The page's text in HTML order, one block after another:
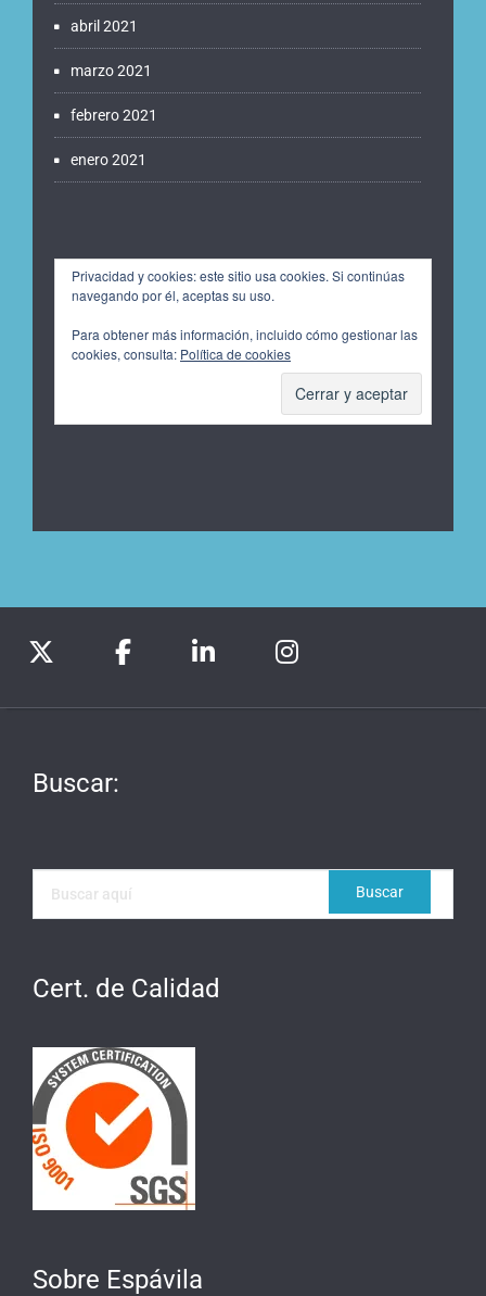
abril 2021
marzo 2021
febrero 2021
enero 2021
Privacidad y cookies: este sitio usa cookies. Si continúas
navegando por él, aceptas su uso.
Para obtener más información, incluido cómo gestionar las
cookies, consulta: Política de cookies
Buscar:
Cert. de Calidad
Sobre Espávila